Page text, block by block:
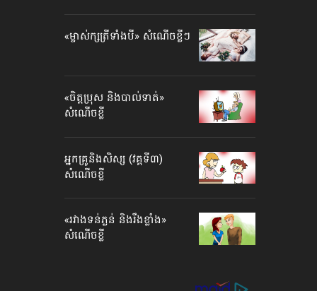
«ម្ចាស់​ក្សត្រី​ទាំង​បី» សំណើច​ខ្លីៗ
«ចិត្ត​ប្រុស និង​បាល់​ទាត់»​
សំណើច​ខ្លី
អ្នកគ្រូ​និង​សិស្ស (វគ្គទី៣)
សំណើចខ្លី
«រវាងទន់ភ្លន់ និងរឹងខ្លាំង»
សំណើច​​ខ្លី